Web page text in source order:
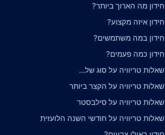
חידון מה הארוך ביותר?
חידון איזה מקצוע?
חידון במה משתמשים?
חידון כמה פעמים?
שאלות טריוויה על סוג של...
שאלות טריוויה על הקצר ביותר
שאלות טריוויה על סילבסטר
שאלות טריוויה על חודשי השנה הלועזית